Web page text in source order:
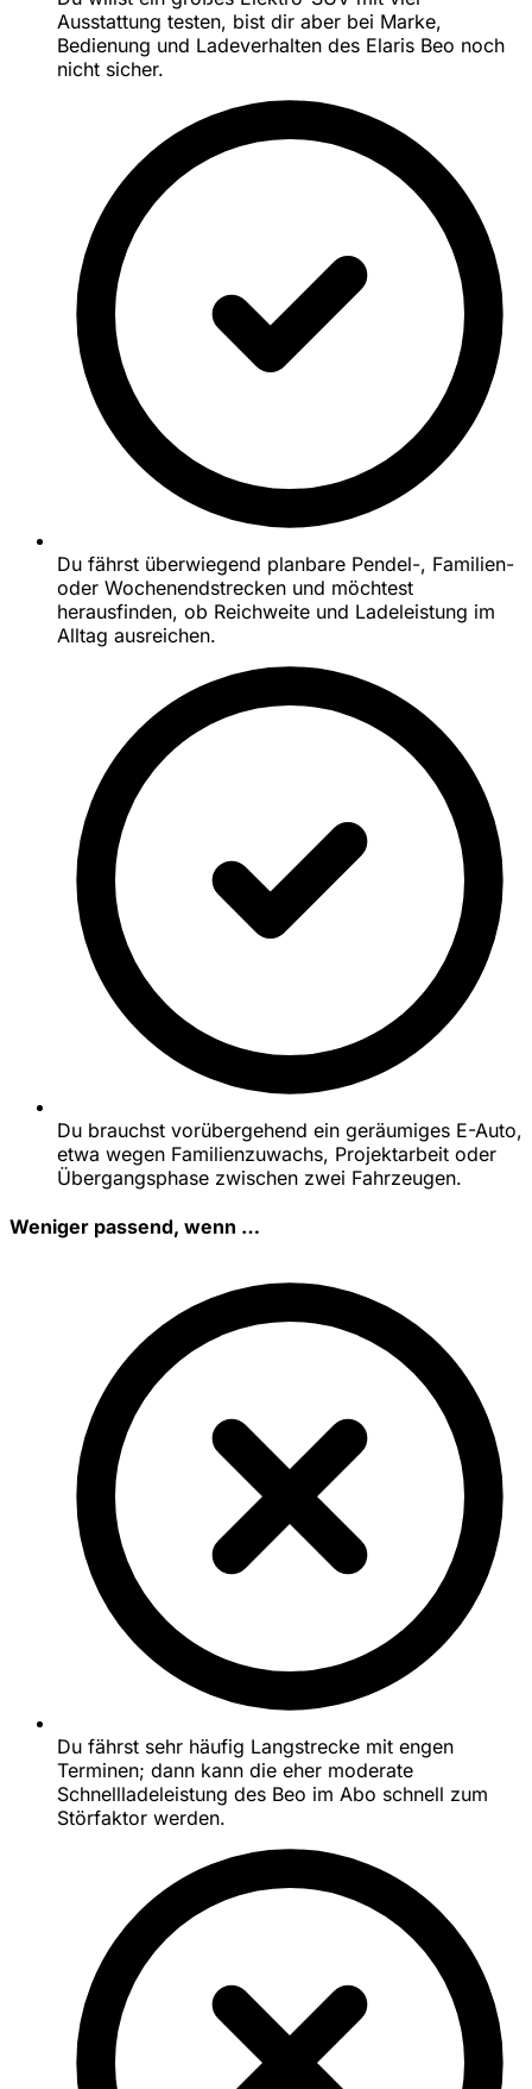
Ausstattung testen, bist dir aber bei Marke,
Bedienung und Ladeverhalten des Elaris Beo noch
nicht sicher.
Du fährst überwiegend planbare Pendel-, Familien-
oder Wochenendstrecken und möchtest
herausfinden, ob Reichweite und Ladeleistung im
Alltag ausreichen.
Du brauchst vorübergehend ein geräumiges E-Auto,
etwa wegen Familienzuwachs, Projektarbeit oder
Übergangsphase zwischen zwei Fahrzeugen.
Weniger passend, wenn …
Du fährst sehr häufig Langstrecke mit engen
Terminen; dann kann die eher moderate
Schnellladeleistung des Beo im Abo schnell zum
Störfaktor werden.